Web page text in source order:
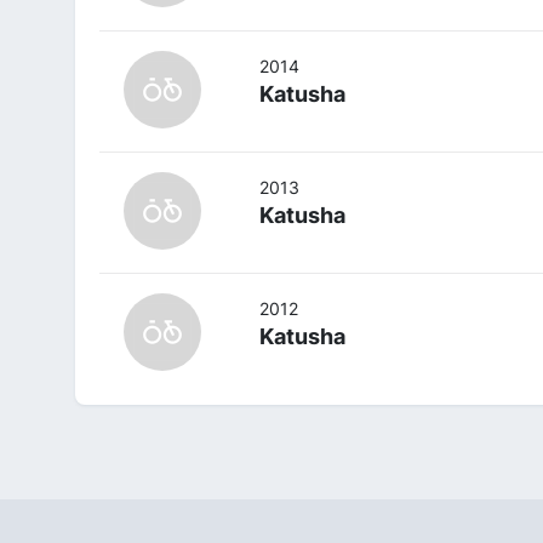
2014
Katusha
2013
Katusha
2012
Katusha